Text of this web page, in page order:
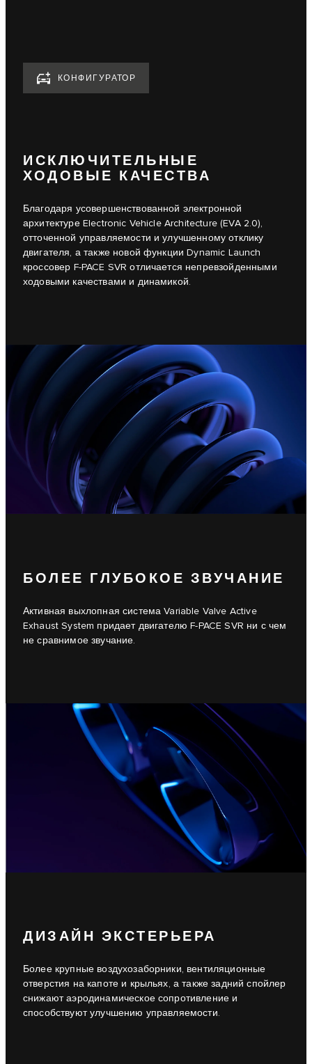
КОНФИГУРАТОР
ИСКЛЮЧИТЕЛЬНЫЕ
ХОДОВЫЕ КАЧЕСТВА
Благодаря усовершенствованной электронной
архитектуре Electronic Vehicle Architecture (EVA 2.0),
отточенной управляемости и улучшенному отклику
двигателя, а также новой функции Dynamic Launch
кроссовер F-PACE SVR отличается непревзойденными
ходовыми качествами и динамикой.
БОЛЕЕ ГЛУБОКОЕ ЗВУЧАНИЕ
Активная выхлопная система Variable Valve Active
Exhaust System придает двигателю F-PACE SVR ни с чем
не сравнимое звучание.
ДИЗАЙН ЭКСТЕРЬЕРА
Более крупные воздухозаборники, вентиляционные
отверстия на капоте и крыльях, а также задний спойлер
снижают аэродинамическое сопротивление и
способствуют улучшению управляемости.